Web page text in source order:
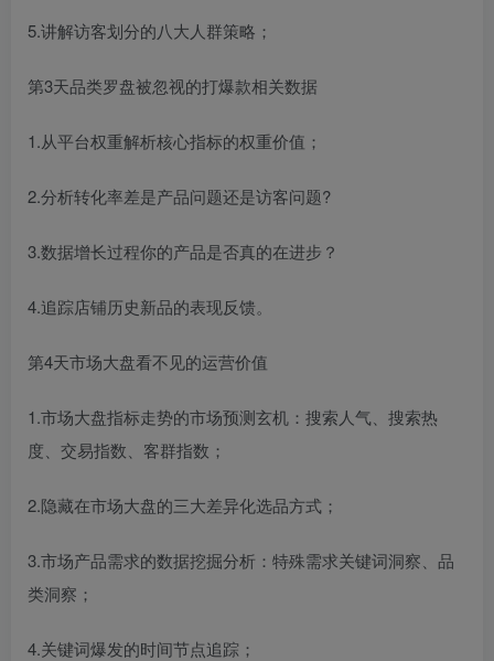
5.讲解访客划分的八大人群策略；
第3天品类罗盘被忽视的打爆款相关数据
1.从平台权重解析核心指标的权重价值；
2.分析转化率差是产品问题还是访客问题?
3.数据增长过程你的产品是否真的在进步？
4.追踪店铺历史新品的表现反馈。
第4天市场大盘看不见的运营价值
1.市场大盘指标走势的市场预测玄机：搜索人气、搜索热
度、交易指数、客群指数；
2.隐藏在市场大盘的三大差异化选品方式；
3.市场产品需求的数据挖掘分析：特殊需求关键词洞察、品
类洞察；
4.关键词爆发的时间节点追踪；